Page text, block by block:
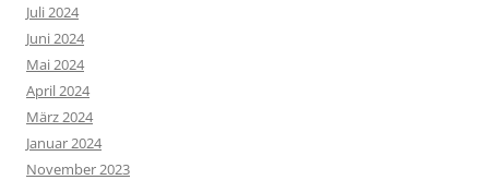
Juli 2024
Juni 2024
Mai 2024
April 2024
März 2024
Januar 2024
November 2023